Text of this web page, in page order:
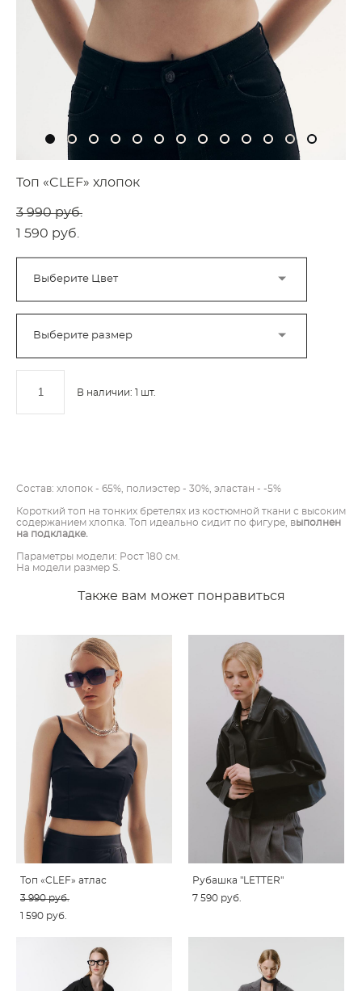
Топ «CLEF» хлопок
3 990 pуб.
1 590 pуб.
Выберите Цвет
Выберите размер
В наличии: 1 шт.
Состав: хлопок - 65%, полиэстер - 30%, эластан - -5%
Короткий топ на тонких бретелях из костюмной ткани с высоким
содержанием хлопка. Топ идеально сидит по фигуре, выполнен
на подкладке.
Параметры модели: Рост 180 см.
На модели размер S.
Также вам может понравиться
Топ «CLEF» атлас
3 990 pуб.
1 590 pуб.
Рубашка "LETTER"
7 590 pуб.